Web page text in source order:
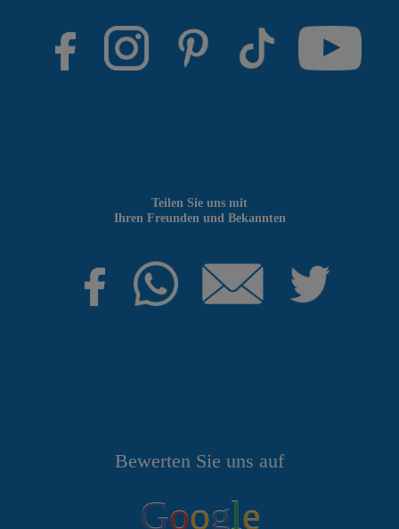
Bewerten Sie uns auf
Google
Teilen Sie uns mit
Ihren Freunden und Bekannten